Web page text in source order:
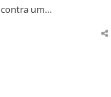
contra um…